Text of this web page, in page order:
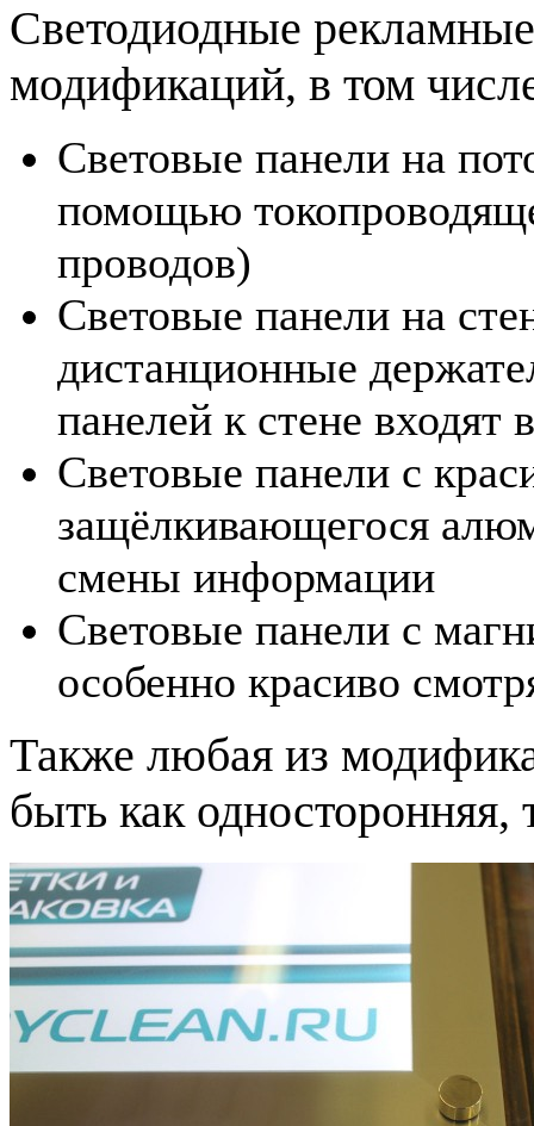
Cветодиодные
модификаций, в том
Световые панели на
помощью
проводов)
Световые панели на
дистанционные
панелей к стене входят
Световые панели с
защёлкивающегося
смены информации
Световые панели с
особенно красиво
Также любая из
быть как односторонняя,